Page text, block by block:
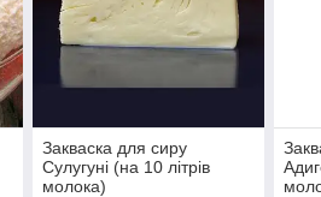
Закваска для сиру
Сулугуні (на 10 літрів
молока)